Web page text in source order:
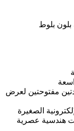
بلوط
مفتوحتين لعرض
الصغيرة
هندسية عصرية